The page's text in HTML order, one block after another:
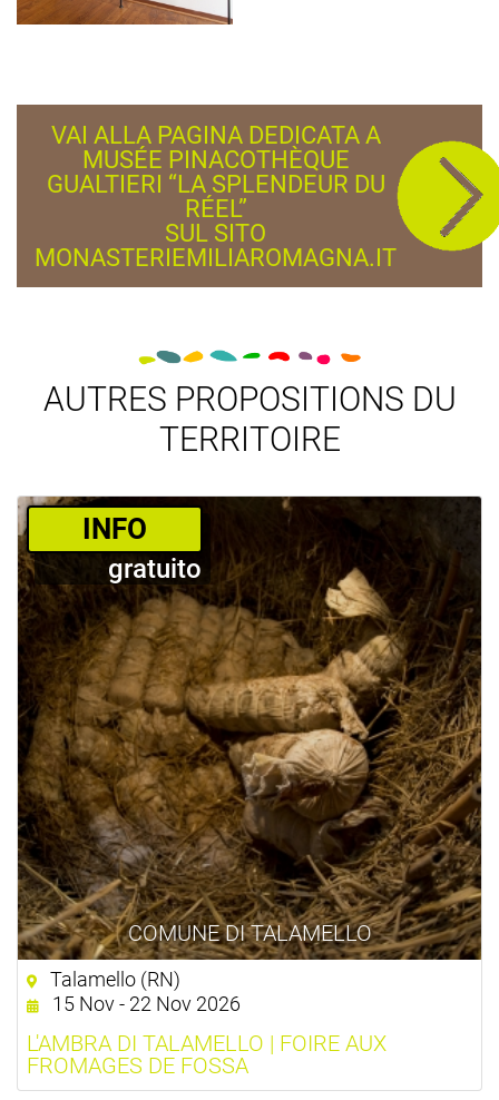
VAI ALLA PAGINA DEDICATA A
MUSÉE PINACOTHÈQUE
GUALTIERI “LA SPLENDEUR DU
RÉEL”
SUL SITO
MONASTERIEMILIAROMAGNA.IT
AUTRES PROPOSITIONS DU
TERRITOIRE
COMUNE DI TALAMELLO
­INFO
gratuito
Talamello (RN)
15 Nov - 22 Nov 2026
L'AMBRA DI TALAMELLO | FOIRE AUX
FROMAGES DE FOSSA